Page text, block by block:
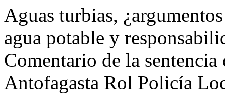
Aguas turbias,
agua potable y
Comentario de la
Antofagasta Rol Policía